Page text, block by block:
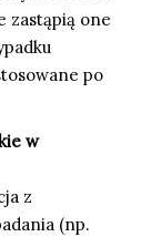
one
po
w
z
(np.